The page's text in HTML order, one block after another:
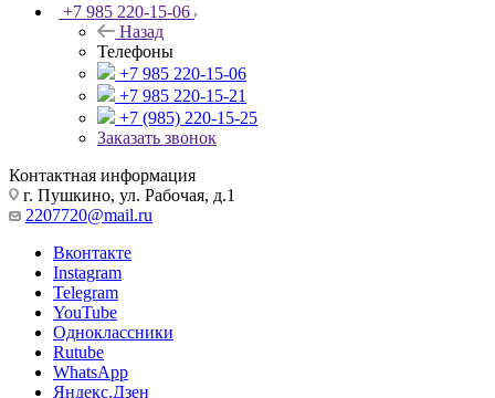
+7 985 220-15-06
Назад
Телефоны
+7 985 220-15-06
+7 985 220-15-21
+7 (985) 220-15-25
Заказать звонок
Контактная информация
г. Пушкино, ул. Рабочая, д.1
2207720@mail.ru
Вконтакте
Instagram
Telegram
YouTube
Одноклассники
Rutube
WhatsApp
Яндекс.Дзен